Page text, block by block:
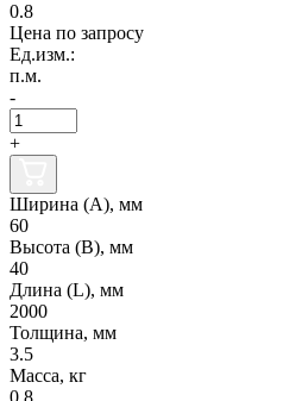
0.8
Цена по запросу
Ед.изм.:
п.м.
-
+
Ширина (А), мм
60
Высота (В), мм
40
Длина (L), мм
2000
Толщина, мм
3.5
Масса, кг